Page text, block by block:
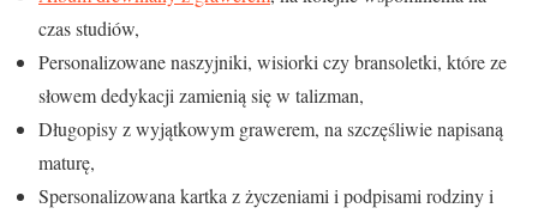
czas studiów,
Personalizowane naszyjniki, wisiorki czy bransoletki, które ze
słowem dedykacji zamienią się w talizman,
Długopisy z wyjątkowym grawerem, na szczęśliwie napisaną
maturę,
Spersonalizowana kartka z życzeniami i podpisami rodziny i